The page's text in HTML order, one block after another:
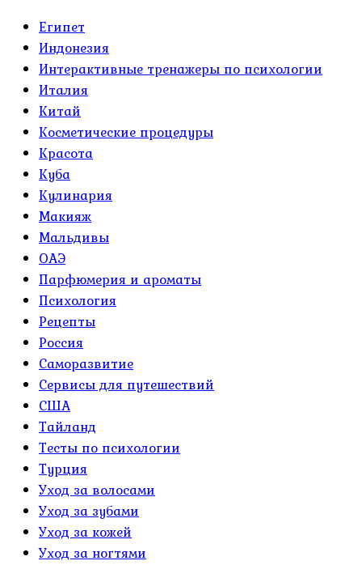
Египет
Индонезия
Интерактивные тренажеры по психологии
Италия
Китай
Косметические процедуры
Красота
Куба
Кулинария
Макияж
Мальдивы
ОАЭ
Парфюмерия и ароматы
Психология
Рецепты
Россия
Саморазвитие
Сервисы для путешествий
США
Тайланд
Тесты по психологии
Турция
Уход за волосами
Уход за зубами
Уход за кожей
Уход за ногтями